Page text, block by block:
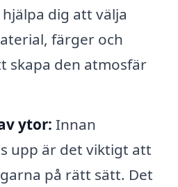
dig att välja
färger och
skapa den atmosfär
ytor: Innan
upp är det viktigt att
på rätt sätt. Det